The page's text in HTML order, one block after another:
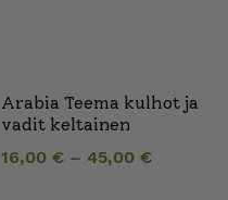
Arabia Teema kulhot ja
vadit keltainen
16,00 € – 45,00 €